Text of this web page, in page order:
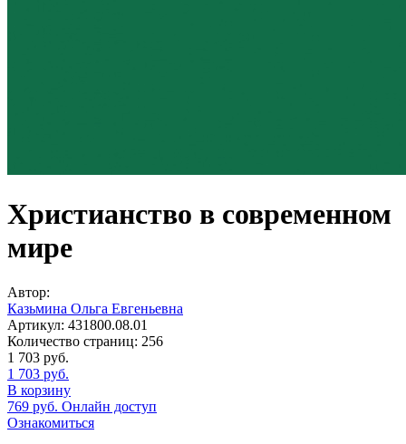
Христианство в современном
мире
Автор:
Казьмина Ольга Евгеньевна
Артикул: 431800.08.01
Количество страниц: 256
1 703 руб.
1 703 руб.
В корзину
769 руб. Онлайн доступ
Ознакомиться